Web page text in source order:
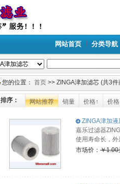
网站首页 分类导航
您的位置： 首页 >> ZINGA津加滤芯 (共3
排序： 网站推荐 销量 价格↑ 价
ZINGA津加
嘉乐过滤器
使用寿命长，
市场价： ￥1.00